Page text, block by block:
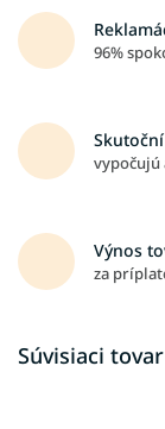
96%
vypočujú
Výnos
za
Súvisiaci tovar